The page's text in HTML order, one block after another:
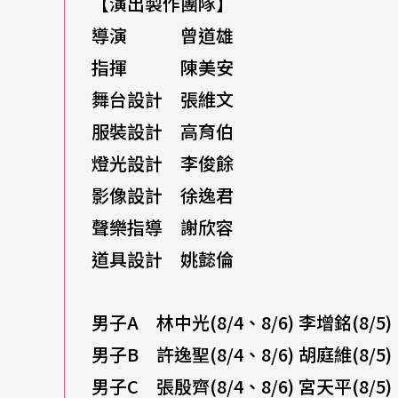
除了作曲家身分之外，奧福也因為提出專為兒
育家。身處於廿世紀音樂蓬勃發展之交，當所
時，奧福卻反過來使用單純的和聲曲式與原始
中，作曲家也隱約將兒童音樂教育理論埋在
的配搭，旋律配合節奏型態靈活豐富的運用，
愛，本次製作的導演曾道雄卻不想將觀賞者局
一向在製作中融入思辨的深刻體驗，「歌劇教
但他笑說：「別忘了我曾經是小學老師，教過
那般來譁眾取寵。相反地，是要散發如同日本
宜』。」
導演 曾道雄
指揮 陳美安
舞台設計 張維文
服裝設計 高育伯
燈光設計 李俊餘
影像設計 徐逸君
聲樂指導 謝欣容
道具設計 姚懿倫
男子A 林中光(8/4、8/6) 李增銘(8/5)
男子B 許逸聖(8/4、8/6) 胡庭維(8/5)
男子C 張殷齊(8/4、8/6) 宮天平(8/5)